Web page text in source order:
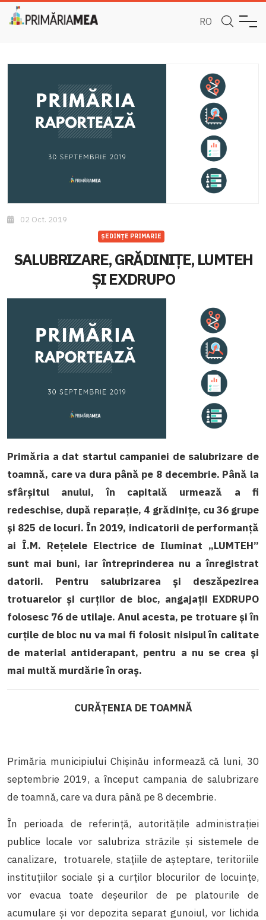
RO
02 Oct. 2019
ȘEDINȚE PRIMARIE
SALUBRIZARE, GRĂDINIȚE, LUMTEH
ȘI EXDRUPO
Primăria a dat startul campaniei de salubrizare de
toamnă, care va dura până pe 8 decembrie. Până la
sfârșitul anului, în capitală urmează a fi
redeschise, după reparație, 4 grădinițe, cu 36 grupe
și 825 de locuri. În 2019, indicatorii de performanță
ai Î.M. Rețelele Electrice de Iluminat „LUMTEH”
sunt mai buni, iar întreprinderea nu a înregistrat
datorii. Pentru salubrizarea și deszăpezirea
trotuarelor și curților de bloc, angajații EXDRUPO
folosesc 76 de utilaje. Anul acesta, pe trotuare și în
curțile de bloc nu va mai fi folosit nisipul în calitate
de material antiderapant, pentru a nu se crea și
mai multă murdărie în oraș.
CURĂȚENIA DE TOAMNĂ
Primăria municipiului Chișinău informează că luni, 30
septembrie 2019, a început campania de salubrizare
de toamnă, care va dura până pe 8 decembrie.
În perioada de referință, autoritățile administrației
publice locale vor salubriza străzile și sistemele de
canalizare, trotuarele, stațiile de așteptare, teritoriile
instituțiilor sociale și a curților blocurilor de locuințe,
vor evacua toate deșeurilor de pe platourile de
acumulare și vor depozita separat gunoiul, vor lichida